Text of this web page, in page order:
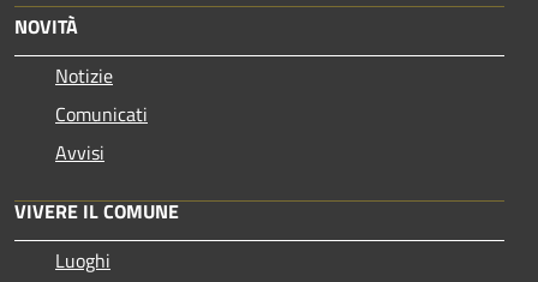
NOVITÀ
Notizie
Comunicati
Avvisi
VIVERE IL COMUNE
Luoghi